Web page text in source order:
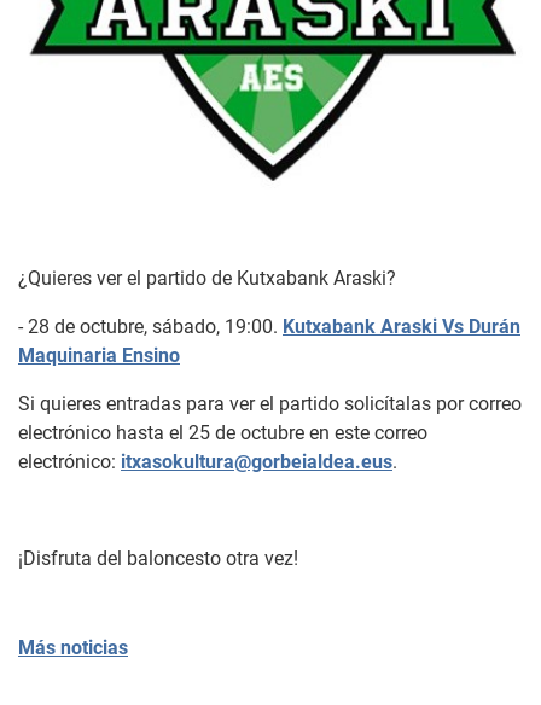
¿Quieres ver el partido de Kutxabank Araski?
- 28 de octubre, sábado, 19:00. Kutxabank Araski Vs Durán
Maquinaria Ensino
Si quieres entradas para ver el partido solicítalas por correo
electrónico hasta el 25 de octubre en este correo
electrónico: itxasokultura@gorbeialdea.eus.
¡Disfruta del baloncesto otra vez!
Más noticias